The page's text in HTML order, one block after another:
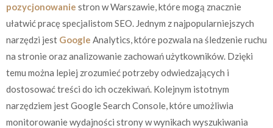
pozycjonowanie stron w Warszawie, które mogą znacznie
ułatwić pracę specjalistom SEO. Jednym z najpopularniejszych
narzędzi jest Google Analytics, które pozwala na śledzenie ruchu
na stronie oraz analizowanie zachowań użytkowników. Dzięki
temu można lepiej zrozumieć potrzeby odwiedzających i
dostosować treści do ich oczekiwań. Kolejnym istotnym
narzędziem jest Google Search Console, które umożliwia
monitorowanie wydajności strony w wynikach wyszukiwania